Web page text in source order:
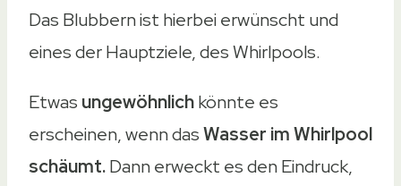
Das Blubbern ist hierbei erwünscht und
eines der Hauptziele, des Whirlpools.
Etwas ungewöhnlichkönnte es
erscheinen, wenn dasWasser im Whirlpool
schäumt.Dann erweckt es den Eindruck,